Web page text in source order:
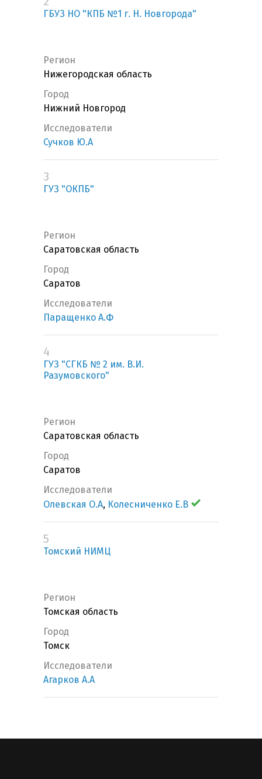
ГБУЗ НО "КПБ №1 г. Н. Новгорода"
Регион
Нижегородская область
Город
Нижний Новгород
Исследователи
Сучков Ю.А
3
ГУЗ "ОКПБ"
Регион
Саратовская область
Город
Саратов
Исследователи
Паращенко А.Ф
4
ГУЗ "СГКБ № 2 им. В.И.
Разумовского"
Регион
Саратовская область
Город
Саратов
Исследователи
Олевская О.А, Колесниченко Е.В
5
Томский НИМЦ
Регион
Томская область
Город
Томск
Исследователи
Агарков А.А